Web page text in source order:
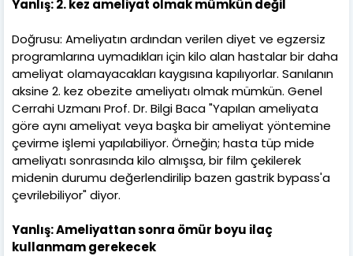
Yanlış: 2. kez ameliyat olmak mümkün değil
Doğrusu: Ameliyatın ardından verilen diyet ve egzersiz
programlarına uymadıkları için kilo alan hastalar bir daha
ameliyat olamayacakları kaygısına kapılıyorlar. Sanılanın
aksine 2. kez obezite ameliyatı olmak mümkün. Genel
Cerrahi Uzmanı Prof. Dr. Bilgi Baca "Yapılan ameliyata
göre aynı ameliyat veya başka bir ameliyat yöntemine
çevirme işlemi yapılabiliyor. Örneğin; hasta tüp mide
ameliyatı sonrasında kilo almışsa, bir film çekilerek
midenin durumu değerlendirilip bazen gastrik bypass'a
çevrilebiliyor" diyor.
Yanlış: Ameliyattan sonra ömür boyu ilaç
kullanmam gerekecek